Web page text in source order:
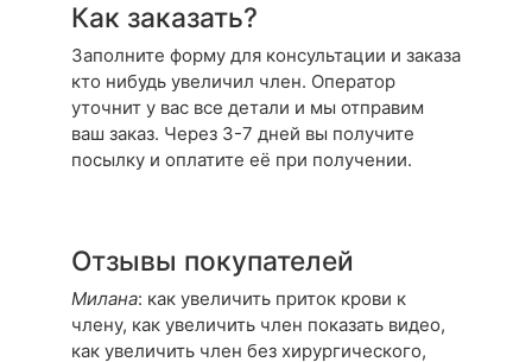
Как заказать?
Заполните форму для консультации и заказа
кто нибудь увеличил член. Оператор
уточнит у вас все детали и мы отправим
ваш заказ. Через 3-7 дней вы получите
посылку и оплатите её при получении.
Отзывы покупателей
Милана: как увеличить приток крови к
члену, как увеличить член показать видео,
как увеличить член без хирургического,